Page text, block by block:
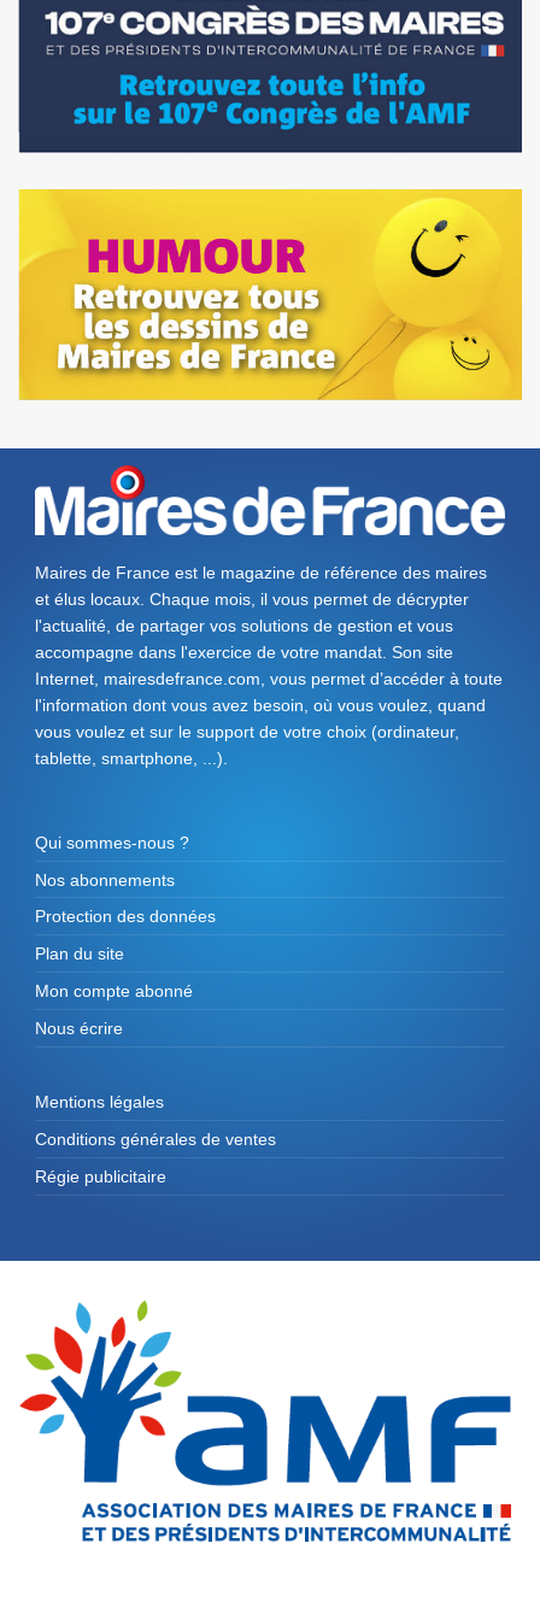
Maires de France est le magazine de référence des maires
et élus locaux. Chaque mois, il vous permet de décrypter
l'actualité, de partager vos solutions de gestion et vous
accompagne dans l'exercice de votre mandat. Son site
Internet, mairesdefrance.com, vous permet d’accéder à toute
l'information dont vous avez besoin, où vous voulez, quand
vous voulez et sur le support de votre choix (ordinateur,
tablette, smartphone, ...).
Qui sommes-nous ?
Nos abonnements
Protection des données
Plan du site
Mon compte abonné
Nous écrire
Mentions légales
Conditions générales de ventes
Régie publicitaire